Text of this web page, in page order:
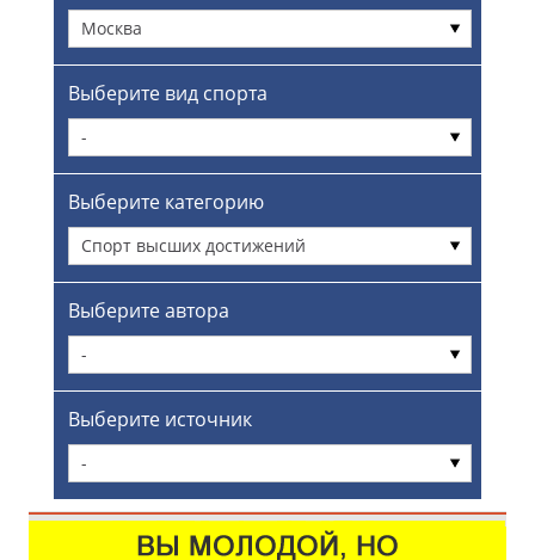
Москва
Выберите вид спорта
-
Выберите категорию
Спорт высших достижений
Выберите автора
-
Выберите источник
-